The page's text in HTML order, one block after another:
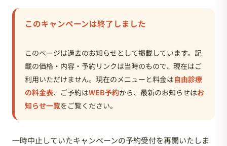
このキャンペーンは終了しました
このページは過去のお知らせとして掲載しています。記
載の価格・内容・予約リンクは当時のもので、現在はご
利用いただけません。現在のメニューと料金は自由診療
の料金表、ご予約はWEB予約から、最新のお知らせはお
知らせ一覧をご覧ください。
一時中止していたキャンペーンの予約受付を再開いたしま